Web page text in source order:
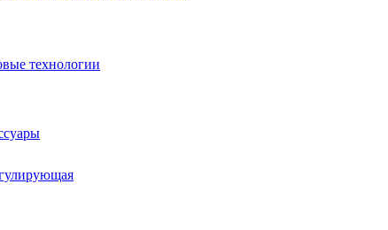
технологии